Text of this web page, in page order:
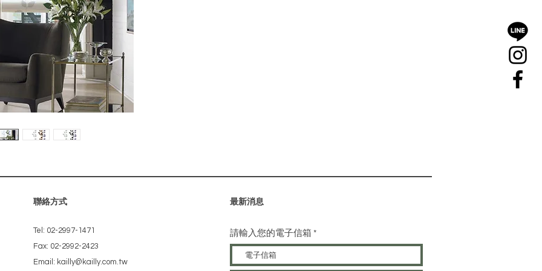
聯絡方式
Tel: 02-2997-1471
Fax: 02-2992-2423
Email: kailly@kailly.com.tw
​最新消息
請輸入您的電子信箱